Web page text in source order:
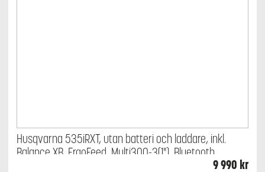
Husqvarna 535iRXT, utan batteri och laddare, inkl.
Balance XB, ErgoFeed, Multi300-3(1"), Bluetooth
9 990 kr